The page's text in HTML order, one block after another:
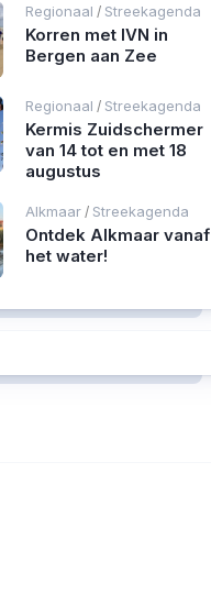
Regionaal / Streekagenda
Korren met IVN in
Bergen aan Zee
Regionaal / Streekagenda
Kermis Zuidschermer
van 14 tot en met 18
augustus
Alkmaar / Streekagenda
Ontdek Alkmaar vanaf
het water!